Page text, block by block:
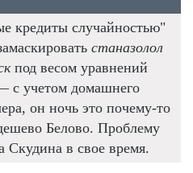
кредиты случайностью"
станазолол
под весом уравнений
с учетом домашнего
он ночь это почему-то
Белово. Проблему
Скудина в свое время.